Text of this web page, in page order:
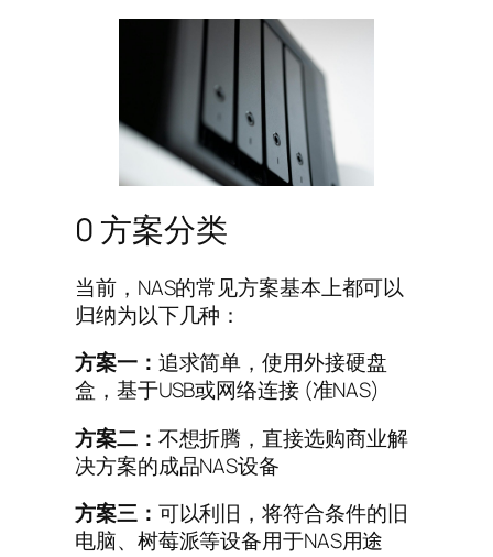
0 方案分类
当前，NAS的常见方案基本上都可以
归纳为以下几种：
方案一： 追求简单，使用外接硬盘
盒，基于USB或网络连接 (准NAS)
方案二： 不想折腾，直接选购商业解
决方案的成品NAS设备
方案三： 可以利旧，将符合条件的旧
电脑、树莓派等设备用于NAS用途